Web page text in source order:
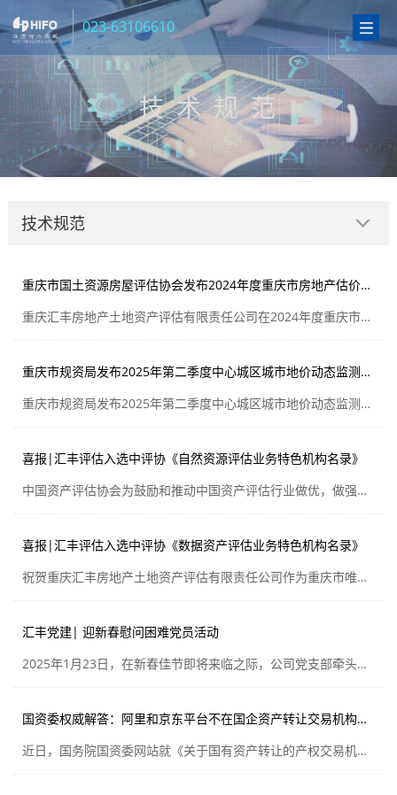
023-63106610
技术规范
技术规范
重庆市国土资源房屋评估协会发布2024年度重庆市房地产估价机构有关情况的排名
重庆汇丰房地产土地资产评估有限责任公司在2024年度重庆市房地产估价机构单项发展情况（按营业收入）中排名位列第1名
重庆市规资局发布2025年第二季度中心城区城市地价动态监测结果
重庆市规资局发布2025年第二季度中心城区城市地价动态监测结果，自2023年四季度后首次出现环比增长
喜报|汇丰评估入选中评协《自然资源评估业务特色机构名录》
中国资产评估协会为鼓励和推动中国资产评估行业做优，做强，做精，做专，于2025年6月6日公布了《自然资源评估业务特色机构名录》，全国共有162家资产评估机构入录公布名单。祝贺重庆市共有两家评估机构入选名录！
喜报|汇丰评估入选中评协《数据资产评估业务特色机构名录》
祝贺重庆汇丰房地产土地资产评估有限责任公司作为重庆市唯一一家评估机构成功入选！
汇丰党建| 迎新春慰问困难党员活动
2025年1月23日，在新春佳节即将来临之际，公司党支部牵头开展“迎新春 送温暖” 活动，带领公司评估师、造价师、数据工程师等赴解放碑大井巷社区慰问困难党员，带着汇丰智力产业组织沉甸甸心意送上节日慰问品，并致以节日问候和美好祝福。
国资委权威解答：阿里和京东平台不在国企资产转让交易机构名单中，地方国资应在所属省级产权交易机构进行
近日，国务院国资委网站就《关于国有资产转让的产权交易机构问题的咨询》进行了权威答复